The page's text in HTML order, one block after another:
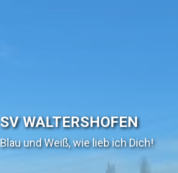
SV WALTERSHOFEN
Blau und Weiß, wie lieb ich Dich!